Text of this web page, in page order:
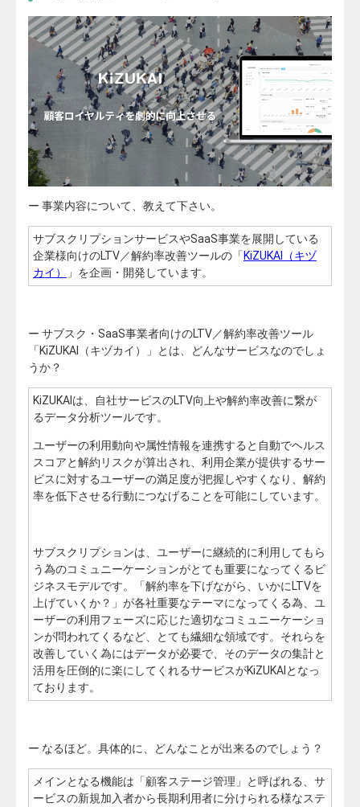
ー 事業内容について、教えて下さい。
サブスクリプションサービスやSaaS事業を展開している
企業様向けのLTV／解約率改善ツールの「 KiZUKAI（キヅ
カイ）
」を企画・開発しています。
ー サブスク・ SaaS事業者向けのLTV／解約率改善ツール
「KiZUKAI（キヅカイ）」とは、どんなサービスなのでしょ
うか？
KiZUKAIは、自社サービスのLTV向上や解約率改善に繋が
るデータ分析ツールです。
ユーザーの利用動向や属性情報を連携すると自動でヘルス
スコアと解約リスクが算出され、利用企業が提供するサー
ビスに対するユーザーの満足度が把握しやすくなり、解約
率を低下させる行動につなげることを可能にしています。
サブスクリプションは、ユーザーに継続的に利用してもら
う為のコミュニーケーションがとても重要になってくるビ
ジネスモデルです。「解約率を下げながら、いかにLTVを
上げていくか？」が各社重要なテーマになってくる為、ユ
ーザーの利用フェーズに応じた適切なコミュニーケーショ
ンが問われてくるなど、とても繊細な領域です。それらを
改善していく為にはデータが必要で、そのデータの集計と
活用を圧倒的に楽にしてくれるサービスがKiZUKAIとなっ
ております。
ー なるほど。具体的に、どんなことが出来るのでしょう？
メインとなる機能は「顧客ステージ管理」と呼ばれる、サ
ービスの新規加入者から長期利用者に分けられる様なステ